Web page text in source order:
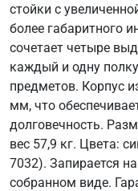
стойки с
более габаритного
сочетает четыре
каждый и одну
предметов. Корпус
мм, что
долговечность.
вес 57,9 кг. Цвета:
7032). Запирается
собранном виде.